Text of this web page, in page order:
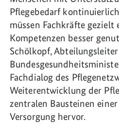
Pflegebedarf
müssen Fachkräfte
Kompetenzen besser
Schölkopf,
Fachdialog des
Weiterentwicklung der
zentralen Bausteinen
Versorgung hervor.